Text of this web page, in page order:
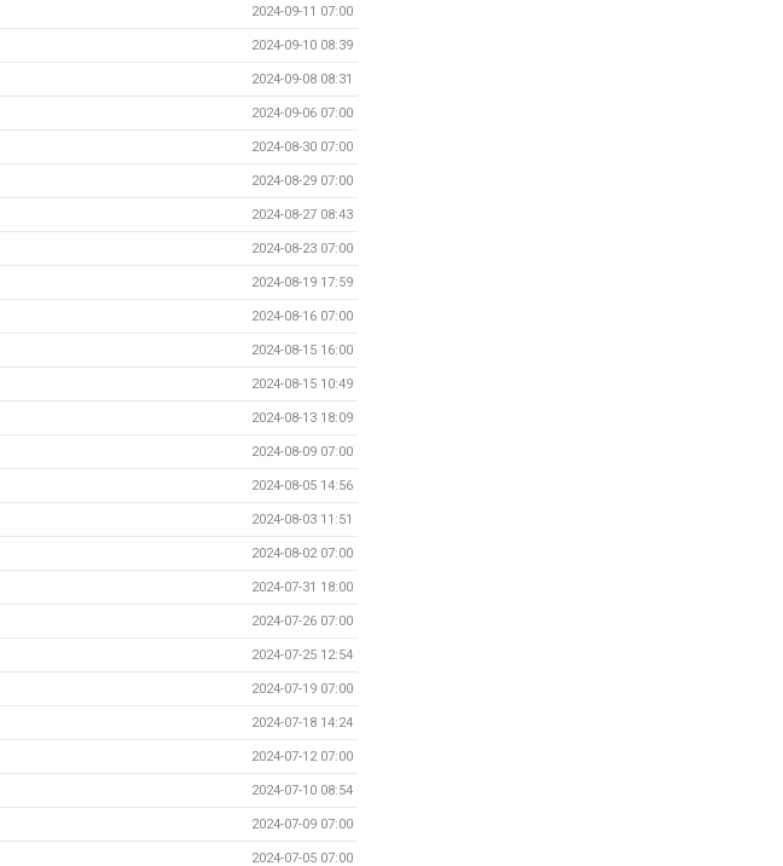
2024-09-11 07:00
2024-09-10 08:39
2024-09-08 08:31
2024-09-06 07:00
2024-08-30 07:00
2024-08-29 07:00
2024-08-27 08:43
2024-08-23 07:00
2024-08-19 17:59
2024-08-16 07:00
2024-08-15 16:00
2024-08-15 10:49
2024-08-13 18:09
2024-08-09 07:00
2024-08-05 14:56
2024-08-03 11:51
2024-08-02 07:00
2024-07-31 18:00
2024-07-26 07:00
2024-07-25 12:54
2024-07-19 07:00
2024-07-18 14:24
2024-07-12 07:00
2024-07-10 08:54
2024-07-09 07:00
2024-07-05 07:00